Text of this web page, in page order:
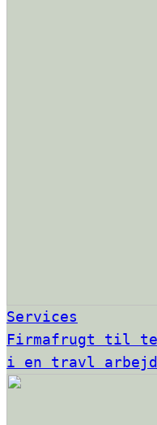
Services
Firmafrugt til
i en travl